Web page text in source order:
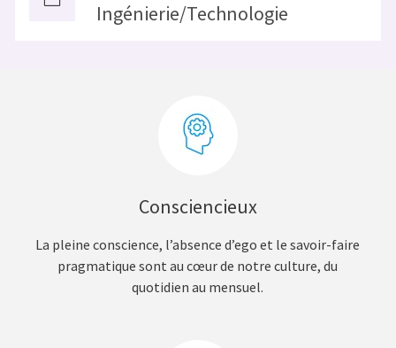
Ingénierie/Technologie
Consciencieux
La pleine conscience, l’absence d’ego et le savoir-faire
pragmatique sont au cœur de notre culture, du
quotidien au mensuel.